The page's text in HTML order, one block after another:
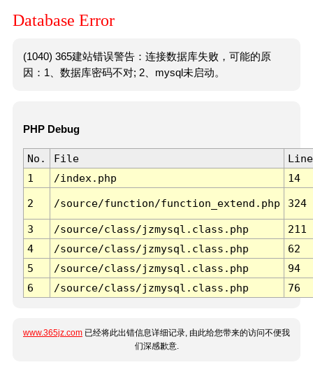
Database Error
(1040) 365建站错误警告：连接数据库失败，可能的原
因：1、数据库密码不对; 2、mysql未启动。
PHP Debug
No. File
Line
1
/index.php 14
2 /source/function/function_extend.php 324
3 /source/class/jzmysql.class.php
211
4
/source/class/jzmysql.class.php
62
5
/source/class/jzmysql.class.php
94
6
/source/class/jzmysql.class.php 76
www.365jz.com 已经将此出错信息详细记录, 由此给您带来的访问不便我
们深感歉意.